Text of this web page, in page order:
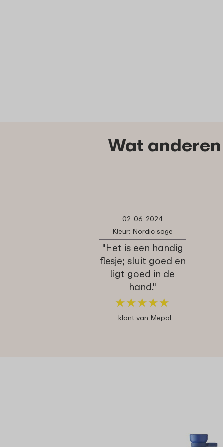
Wat
02-06-2024
Kleur: Nordic sage
"Het is een handig
flesje; sluit goed en
ligt goed in de
hand."
★★★★★
★★★★★
klant van Mepal